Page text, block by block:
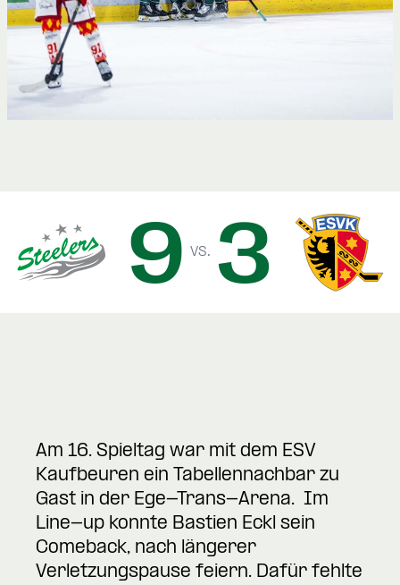
9 vs. 3
Am 16. Spieltag war mit dem ESV
Kaufbeuren ein Tabellennachbar zu
Gast in der Ege-Trans-Arena. Im
Line-up konnte Bastien Eckl sein
Comeback, nach längerer
Verletzungspause feiern. Dafür fehlte